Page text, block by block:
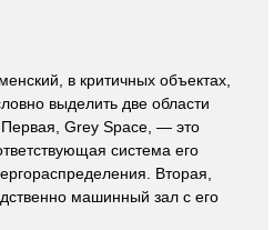
в критичных объектах,
выделить две области
Grey Space, — это
система его
Вторая,
машинный зал с его